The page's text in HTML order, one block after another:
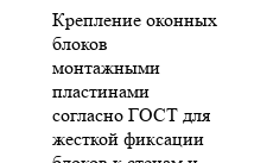
Крепление оконных
блоков
монтажными
пластинами
согласно ГОСТ для
жесткой фиксации